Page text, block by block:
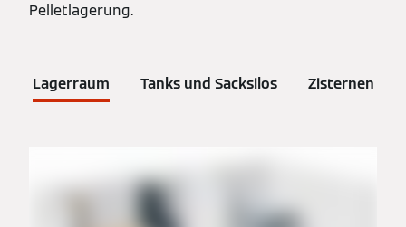
Pelletlagerung.
Lagerraum Tanks und Sacksilos Zisternen